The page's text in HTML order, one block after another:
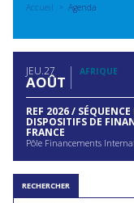
Accueil Agenda
JEU 27
AOÛT
AFRIQUE
REF 2026 /
DISPOSITIFS DE
FRANCE
Pôle Financements
RECHERCHER